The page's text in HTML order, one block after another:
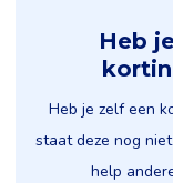
Heb
Heb je zelf een
staat deze nog
help